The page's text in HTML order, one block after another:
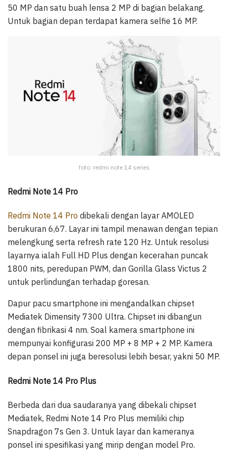
50 MP dan satu buah lensa 2 MP di bagian belakang.
Untuk bagian depan terdapat kamera selfie 16 MP.
foto: redmi note 14 series
Redmi Note 14 Pro
Redmi Note 14 Pro dibekali dengan layar AMOLED
berukuran 6,67. Layar ini tampil menawan dengan tepian
melengkung serta refresh rate 120 Hz. Untuk resolusi
layarnya ialah Full HD Plus dengan kecerahan puncak
1800 nits, peredupan PWM, dan Gorilla Glass Victus 2
untuk perlindungan terhadap goresan.
Dapur pacu smartphone ini mengandalkan chipset
Mediatek Dimensity 7300 Ultra. Chipset ini dibangun
dengan fibrikasi 4 nm. Soal kamera smartphone ini
mempunyai konfigurasi 200 MP + 8 MP + 2 MP. Kamera
depan ponsel ini juga beresolusi lebih besar, yakni 50 MP.
Redmi Note 14 Pro Plus
Berbeda dari dua saudaranya yang dibekali chipset
Mediatek, Redmi Note 14 Pro Plus memiliki chip
Snapdragon 7s Gen 3. Untuk layar dan kameranya
ponsel ini spesifikasi yang mirip dengan model Pro.